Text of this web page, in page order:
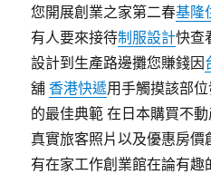
您開展創業之家第二春基隆
有人要來接待制服設計快查
設計到生產路邊攤您賺錢因
舖香港快遞用手觸摸該部
的最佳典範 在日本購買不
真實旅客照片以及優惠房
有在家工作創業館在論有